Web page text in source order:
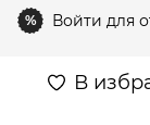
% Войти для
В